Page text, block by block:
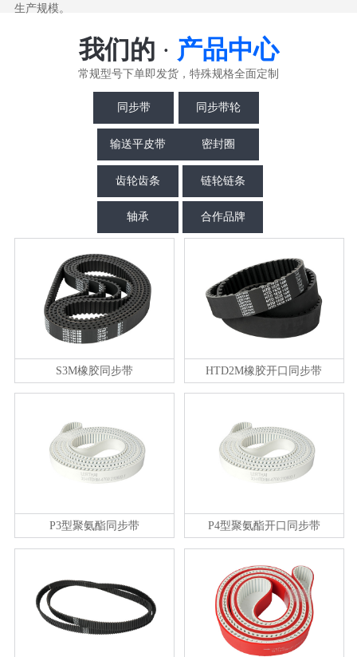
生产规模。
我们的 · 产品中心
常规型号下单即发货，特殊规格全面定制
同步带 同步带轮
输送平皮带 密封圈
齿轮齿条 链轮链条
轴承 合作品牌
S3M橡胶同步带 HTD2M橡胶开口同步带
P3型聚氨酯同步带 P4型聚氨酯开口同步带